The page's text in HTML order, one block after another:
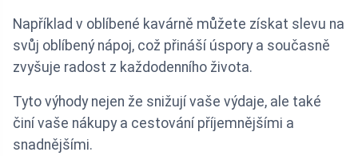
Například v oblíbené kavárně můžete získat slevu na
svůj oblíbený nápoj, což přináší úspory a současně
zvyšuje radost z každodenního života.
Tyto výhody nejen že snižují vaše výdaje, ale také
činí vaše nákupy a cestování příjemnějšími a
snadnějšími.